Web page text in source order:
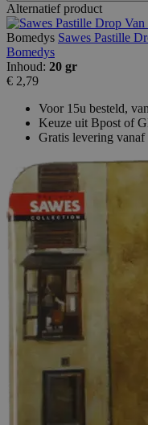
Alternatief product
Bomedys Sawes Pastille
Bomedys
Inhoud: 20 gr
€ 2,79
Voor 15u besteld,
Keuze uit Bpost of
Gratis levering vanaf